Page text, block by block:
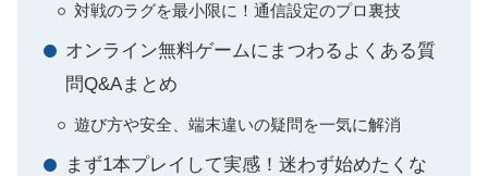
対戦のラグを最小限に！通信設定のプロ裏技
オンライン無料ゲームにまつわるよくある質
問Q&Aまとめ
遊び方や安全、端末違いの疑問を一気に解消
まず1本プレイして実感！迷わず始めたくな